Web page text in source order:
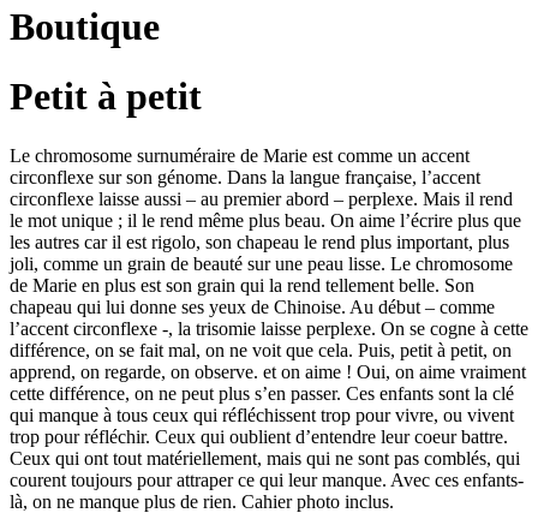
Boutique
Petit à petit
Le chromosome surnuméraire de Marie est comme un accent
circonflexe sur son génome. Dans la langue française, l’accent
circonflexe laisse aussi – au premier abord – perplexe. Mais il rend
le mot unique ; il le rend même plus beau. On aime l’écrire plus que
les autres car il est rigolo, son chapeau le rend plus important, plus
joli, comme un grain de beauté sur une peau lisse. Le chromosome
de Marie en plus est son grain qui la rend tellement belle. Son
chapeau qui lui donne ses yeux de Chinoise. Au début – comme
l’accent circonflexe -, la trisomie laisse perplexe. On se cogne à cette
différence, on se fait mal, on ne voit que cela. Puis, petit à petit, on
apprend, on regarde, on observe. et on aime ! Oui, on aime vraiment
cette différence, on ne peut plus s’en passer. Ces enfants sont la clé
qui manque à tous ceux qui réfléchissent trop pour vivre, ou vivent
trop pour réfléchir. Ceux qui oublient d’entendre leur coeur battre.
Ceux qui ont tout matériellement, mais qui ne sont pas comblés, qui
courent toujours pour attraper ce qui leur manque. Avec ces enfants-
là, on ne manque plus de rien. Cahier photo inclus.